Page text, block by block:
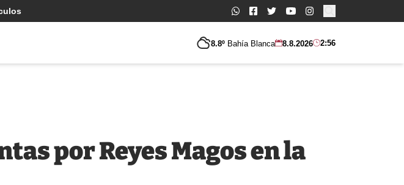
Buscar:
8.8º Bahía Blanca 8.8.2026 2:56
por Reyes Magos en la